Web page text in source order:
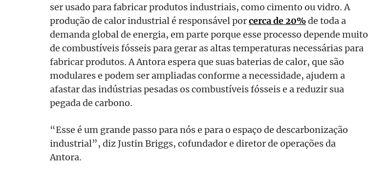
ser usado para fabricar produtos industriais, como cimento ou vidro. A
produção de calor industrial é responsável porcerca de 20%de toda a
demanda global de energia, em parte porque esse processo depende muito
de combustíveis fósseis para gerar as altas temperaturas necessárias para
fabricar produtos. A Antora espera que suas baterias de calor, que são
modulares e podem ser ampliadas conforme a necessidade, ajudem a
afastar das indústrias pesadas os combustíveis fósseis e a reduzir sua
pegada de carbono.
“Esse é um grande passo para nós e para o espaço de descarbonização
industrial”, diz Justin Briggs, cofundador e diretor de operações da
Antora.